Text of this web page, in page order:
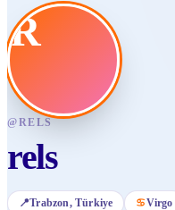
R
@RELS
rels
📍Trabzon, Türkiye ♋Virgo